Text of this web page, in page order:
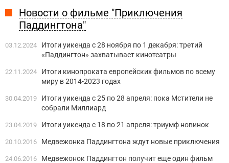
Новости о фильме "Приключения
Паддингтона"
03.12.2024
Итоги уикенда с 28 ноября по 1 декабря: третий
«Паддингтон» захватывает кинотеатры
22.11.2024
Итоги кинопроката европейских фильмов по всему
миру в 2014-2023 годах
30.04.2019
Итоги уикенда с 25 по 28 апреля: пока Мстители не
собрали Миллиард
23.04.2019 Итоги уикенда с 18 по 21 апреля: триумф новинок
20.10.2016 Медвежонка Паддингтона ждут новые приключения
24.06.2016 Медвежонок Паддингтон получит еще один фильм